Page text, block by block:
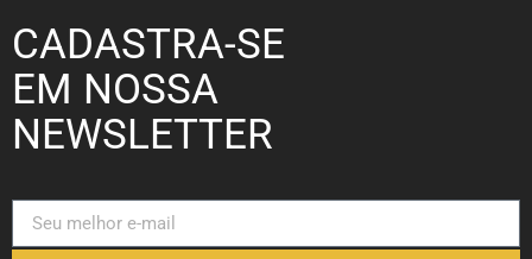
CADASTRA-SE
EM NOSSA
NEWSLETTER